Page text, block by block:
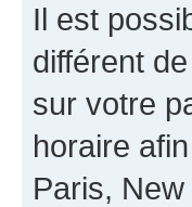
Il est
différent
sur votre
horaire
Paris,